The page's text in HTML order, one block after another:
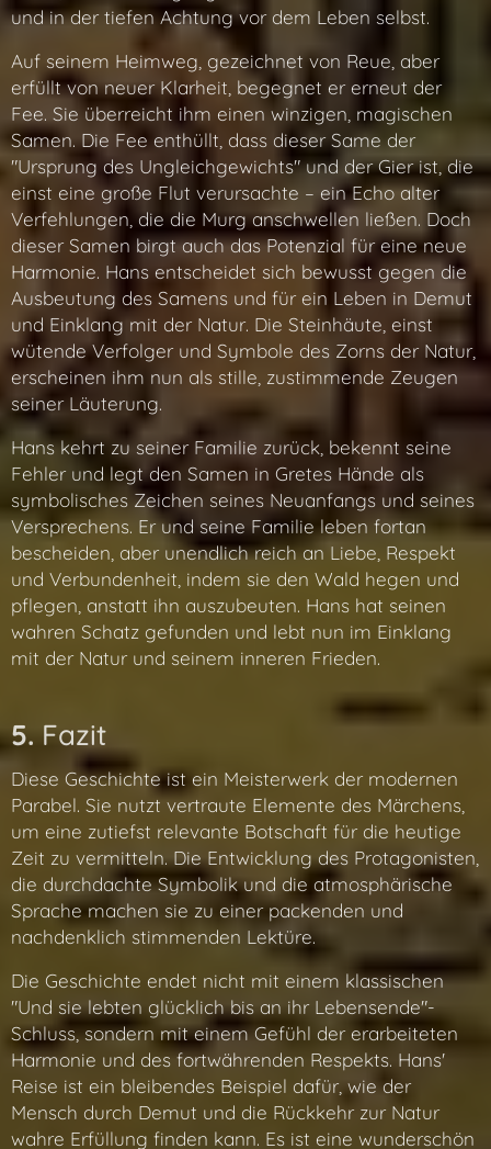
und in der tiefen Achtung vor dem Leben selbst.
Auf seinem Heimweg, gezeichnet von Reue, aber
erfüllt von neuer Klarheit, begegnet er erneut der
Fee. Sie überreicht ihm einen winzigen, magischen
Samen. Die Fee enthüllt, dass dieser Same der
"Ursprung des Ungleichgewichts" und der Gier ist, die
einst eine große Flut verursachte – ein Echo alter
Verfehlungen, die die Murg anschwellen ließen. Doch
dieser Samen birgt auch das Potenzial für eine neue
Harmonie. Hans entscheidet sich bewusst gegen die
Ausbeutung des Samens und für ein Leben in Demut
und Einklang mit der Natur. Die Steinhäute, einst
wütende Verfolger und Symbole des Zorns der Natur,
erscheinen ihm nun als stille, zustimmende Zeugen
seiner Läuterung.
Hans kehrt zu seiner Familie zurück, bekennt seine
Fehler und legt den Samen in Gretes Hände als
symbolisches Zeichen seines Neuanfangs und seines
Versprechens. Er und seine Familie leben fortan
bescheiden, aber unendlich reich an Liebe, Respekt
und Verbundenheit, indem sie den Wald hegen und
pflegen, anstatt ihn auszubeuten. Hans hat seinen
wahren Schatz gefunden und lebt nun im Einklang
mit der Natur und seinem inneren Frieden.
5.Fazit
Diese Geschichte ist ein Meisterwerk der modernen
Parabel. Sie nutzt vertraute Elemente des Märchens,
um eine zutiefst relevante Botschaft für die heutige
Zeit zu vermitteln. Die Entwicklung des Protagonisten,
die durchdachte Symbolik und die atmosphärische
Sprache machen sie zu einer packenden und
nachdenklich stimmenden Lektüre.
Die Geschichte endet nicht mit einem klassischen
"Und sie lebten glücklich bis an ihr Lebensende"-
Schluss, sondern mit einem Gefühl der erarbeiteten
Harmonie und des fortwährenden Respekts. Hans'
Reise ist ein bleibendes Beispiel dafür, wie der
Mensch durch Demut und die Rückkehr zur Natur
wahre Erfüllung finden kann. Es ist eine wunderschön